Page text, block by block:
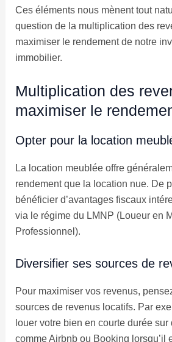
Ces éléments nous mènent tout
question de la multiplication des
maximiser le rendement de notre
immobilier.
Multiplication des
maximiser le
Opter pour la location
La location meublée offre
rendement que la location nue. De
bénéficier d’avantages fiscaux
via le régime du LMNP (Loueur en
Professionnel).
Diversifier ses sources de
Pour maximiser vos revenus,
sources de revenus locatifs. Par
louer votre bien en courte durée
comme Airbnb ou Booking lorsqu’il